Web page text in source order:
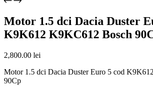
Motor 1.5 dci Dacia Duster
K9K612 K9KC612 Bosch
2,800.00 lei
Motor 1.5 dci Dacia Duster Euro 5 cod
90Cp